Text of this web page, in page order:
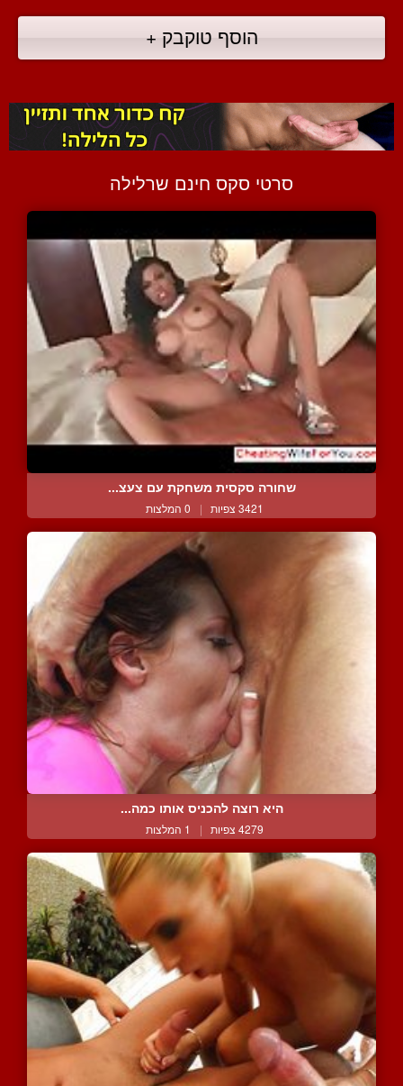
הוסף טוקבק +
סרטי סקס חינם שרלילה
שחורה סקסית משחקת עם צעצ...
3421 צפיות | 0 המלצות
היא רוצה להכניס אותו כמה...
4279 צפיות | 1 המלצות